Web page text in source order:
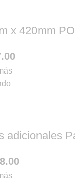
x 420mm
adicionales